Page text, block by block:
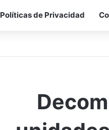
Políticas de Privacidad